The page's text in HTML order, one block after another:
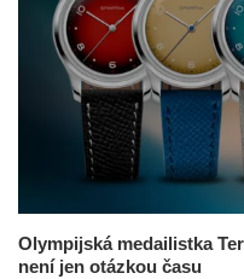
Olympijská medailistka
není jen otázkou času